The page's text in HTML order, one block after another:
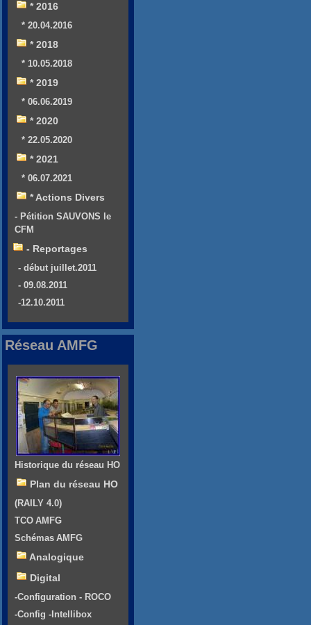
* 2016
* 20.04.2016
* 2018
* 10.05.2018
* 2019
* 06.06.2019
* 2020
* 22.05.2020
* 2021
* 06.07.2021
* Actions Divers
- Pétition SAUVONS le
CFM
- Reportages
- début juillet.2011
- 09.08.2011
-12.10.2011
Réseau AMFG
Historique du réseau HO
Plan du réseau HO
(RAILY 4.0)
TCO AMFG
Schémas AMFG
Analogique
Digital
-Configuration - ROCO
-Config -Intellibox